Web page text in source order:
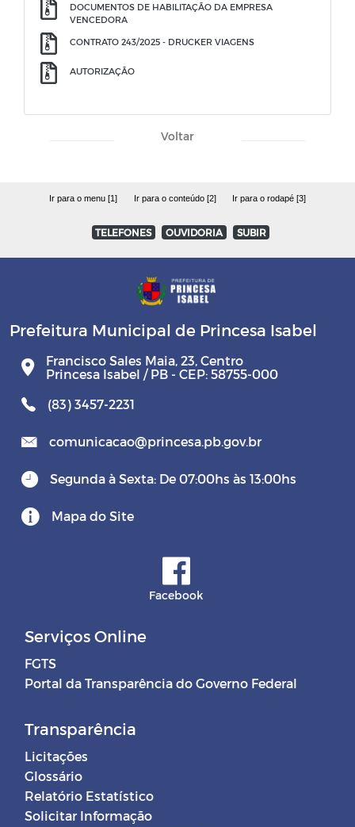
DOCUMENTOS DE HABILITAÇÃO DA EMPRESA
VENCEDORA
CONTRATO 243/2025 - DRUCKER VIAGENS
AUTORIZAÇÃO
Voltar
Ir para o menu [1] Ir para o conteúdo [2] Ir para o rodapé [3]
TELEFONES OUVIDORIA SUBIR
Prefeitura Municipal de Princesa Isabel
Francisco Sales Maia, 23, Centro
Princesa Isabel / PB - CEP: 58755-000
(83) 3457-2231
comunicacao@princesa.pb.gov.br
Segunda à Sexta: De 07:00hs às 13:00hs
Mapa do Site
Facebook
Serviços Online
FGTS
Portal da Transparência do Governo Federal
Transparência
Licitações
Glossário
Relatório Estatístico
Solicitar Informação